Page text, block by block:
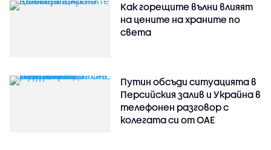
Как горещите вълни влияят
на цените на храните по
света
Путин обсъди ситуацията в
Персийския залив и Украйна в
телефонен разговор с
колегата си от ОАЕ